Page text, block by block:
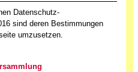
Datenschutz-
sind deren Bestimmungen
umzusetzen.